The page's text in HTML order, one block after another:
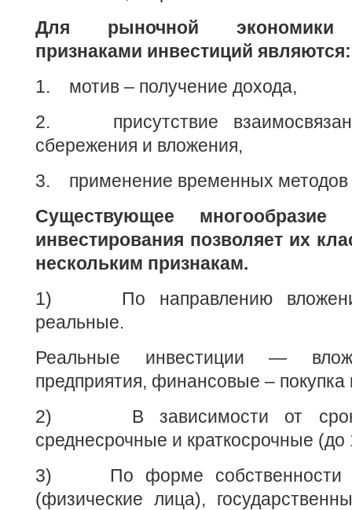
Для рыночной экономики
признаками инвестиций являются:
1. мотив – получение дохода,
2. присутствие
сбережения и вложения,
3. применение временных методов
Существующее
инвестирования позволяет их
нескольким признакам.
1) По направлению
реальные.
Реальные инвестиции —
предприятия, финансовые – покупка
2) В зависимости от
среднесрочные и краткосрочные (до
3) По форме собственности
(физические лица),